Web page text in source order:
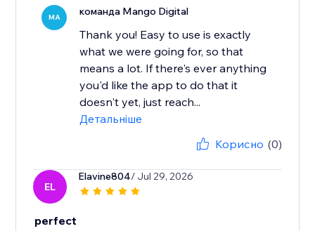
MA команда Mango Digital
Thank you! Easy to use is exactly
what we were going for, so that
means a lot. If there's ever anything
you'd like the app to do that it
doesn't yet, just reach...
Детальніше
Корисно (0)
EL
Elavine804/ Jul 29, 2026
perfect